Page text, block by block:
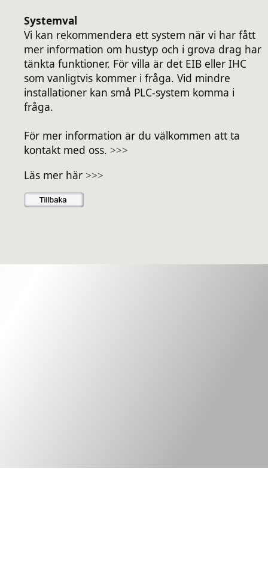
Systemval
Vi kan rekommendera ett system när vi har fått
mer information om hustyp och i grova drag har
tänkta funktioner. För villa är det EIB eller IHC
som vanligtvis kommer i fråga. Vid mindre
installationer kan små PLC-system komma i
fråga.
För mer information är du välkommen att ta
kontakt med oss. >>>
Läs mer här >>>